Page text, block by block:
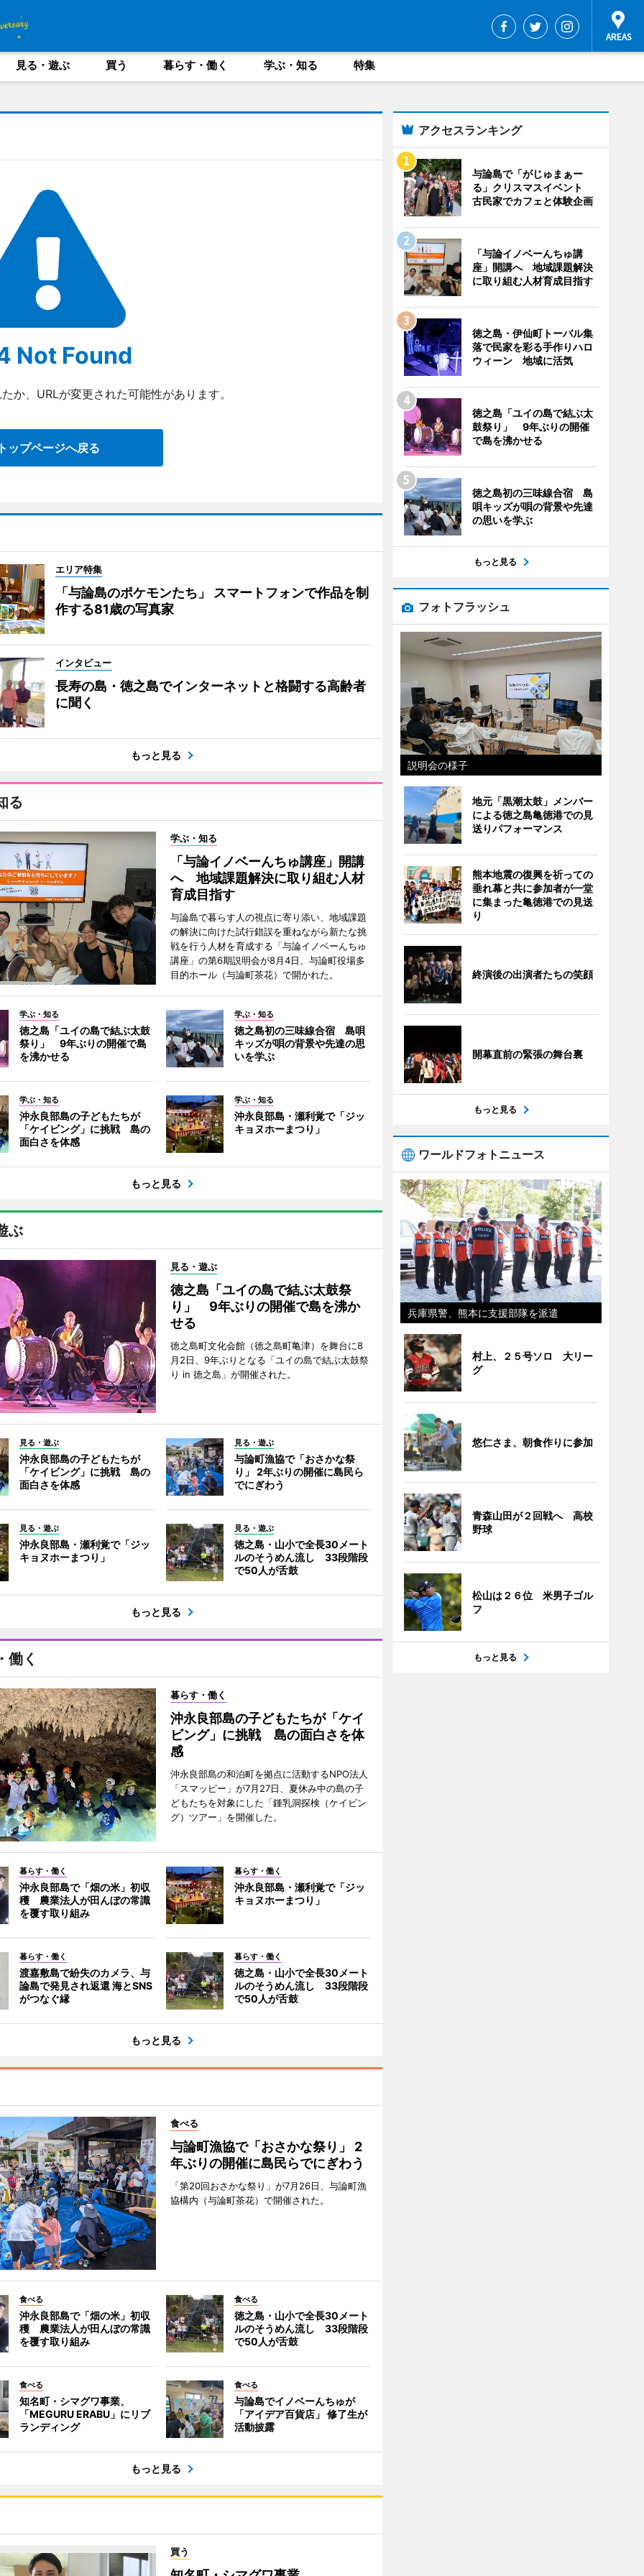
見る・遊ぶ 買う 暮らす・働く 学ぶ・知る 特集
Not Found
か、URLが変更された可能性があります。
ップページへ戻る
エリア特集
「与論島のポケモンたち」 スマートフォンで作品を制
作する81歳の写真家
インタビュー
長寿の島・徳之島でインターネットと格闘する高齢者
に聞く
もっと見る
る
学ぶ・知る
「与論イノベーんちゅ講座」開講
へ 地域課題解決に取り組む人材
育成目指す
与論島で暮らす人の視点に寄り添い、地域課題
の解決に向けた試行錯誤を重ねながら新たな挑
戦を行う人材を育成する「与論イノベーんちゅ
講座」の第6期説明会が8月4日、与論町役場多
目的ホール（与論町茶花）で開かれた。
学ぶ・知る
徳之島「ユイの島で結ぶ太鼓
祭り」 9年ぶりの開催で島
を沸かせる
学ぶ・知る
徳之島初の三味線合宿 島唄
キッズが唄の背景や先達の思
いを学ぶ
学ぶ・知る
沖永良部島の子どもたちが
「ケイビング」に挑戦 島の
面白さを体感
学ぶ・知る
沖永良部島・瀬利覚で「ジッ
キョヌホーまつり」
もっと見る
ぶ
見る・遊ぶ
徳之島「ユイの島で結ぶ太鼓祭
り」 9年ぶりの開催で島を沸か
せる
徳之島町文化会館（徳之島町亀津）を舞台に8
月2日、9年ぶりとなる「ユイの島で結ぶ太鼓祭
り in 徳之島」が開催された。
見る・遊ぶ
沖永良部島の子どもたちが
「ケイビング」に挑戦 島の
面白さを体感
見る・遊ぶ
与論町漁協で「おさかな祭
り」 2年ぶりの開催に島民ら
でにぎわう
見る・遊ぶ
沖永良部島・瀬利覚で「ジッ
キョヌホーまつり」
見る・遊ぶ
徳之島・山小で全長30メート
ルのそうめん流し 33段階段
で50人が舌鼓
もっと見る
働く
暮らす・働く
沖永良部島の子どもたちが「ケイ
ビング」に挑戦 島の面白さを体
感
沖永良部島の和泊町を拠点に活動するNPO法人
「スマッピー」が7月27日、夏休み中の島の子
どもたちを対象にした「鍾乳洞探検（ケイビン
グ）ツアー」を開催した。
暮らす・働く
沖永良部島で「畑の米」初収
穫 農業法人が田んぼの常識
を覆す取り組み
暮らす・働く
沖永良部島・瀬利覚で「ジッ
キョヌホーまつり」
暮らす・働く
渡嘉敷島で紛失のカメラ、与
論島で発見され返還 海とSNS
がつなぐ縁
暮らす・働く
徳之島・山小で全長30メート
ルのそうめん流し 33段階段
で50人が舌鼓
もっと見る
食べる
与論町漁協で「おさかな祭り」 2
年ぶりの開催に島民らでにぎわう
「第20回おさかな祭り」が7月26日、与論町漁
協構内（与論町茶花）で開催された。
食べる
沖永良部島で「畑の米」初収
穫 農業法人が田んぼの常識
を覆す取り組み
食べる
徳之島・山小で全長30メート
ルのそうめん流し 33段階段
で50人が舌鼓
食べる
知名町・シマグワ事業、
「MEGURU ERABU」にリブ
ランディング
食べる
与論島でイノベーんちゅが
「アイデア百貨店」 修了生が
活動披露
もっと見る
買う
アクセスランキング
与論島で「がじゅまぁー
る」クリスマスイベント
古民家でカフェと体験企画
「与論イノベーんちゅ講
座」開講へ 地域課題解決
に取り組む人材育成目指す
徳之島・伊仙町トーバル集
落で民家を彩る手作りハロ
ウィーン 地域に活気
徳之島「ユイの島で結ぶ太
鼓祭り」 9年ぶりの開催
で島を沸かせる
徳之島初の三味線合宿 島
唄キッズが唄の背景や先達
の思いを学ぶ
もっと見る
フォトフラッシュ
説明会の様子
地元「黒潮太鼓」メンバー
による徳之島亀徳港での見
送りパフォーマンス
熊本地震の復興を祈っての
垂れ幕と共に参加者が一堂
に集まった亀徳港での見送
り
終演後の出演者たちの笑顔
開幕直前の緊張の舞台裏
もっと見る
ワールドフォトニュース
兵庫県警、熊本に支援部隊を派遣
村上、２５号ソロ 大リー
グ
悠仁さま、朝食作りに参加
青森山田が２回戦へ 高校
野球
松山は２６位 米男子ゴル
フ
もっと見る